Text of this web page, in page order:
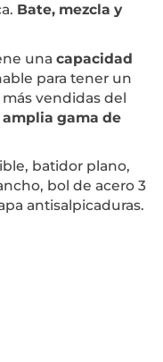
Bate, mezcla y
una capacidad
para tener un
más vendidas del
amplia gama de
batidor plano,
bol de acero 3
antisalpicaduras.